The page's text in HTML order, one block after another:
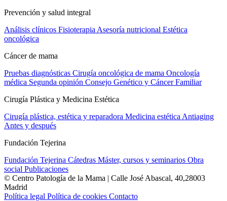
Prevención y salud integral
Análisis clínicos Fisioterapia Asesoría nutricional Estética
oncológica
Cáncer de mama
Pruebas diagnósticas Cirugía oncológica de mama Oncología
médica Segunda opinión Consejo Genético y Cáncer Familiar
Cirugía Plástica y Medicina Estética
Cirugía plástica, estética y reparadora Medicina estética Antiaging
Antes y después
Fundación Tejerina
Fundación Tejerina Cátedras Máster, cursos y seminarios Obra
social Publicaciones
© Centro Patología de la Mama | Calle José Abascal, 40,28003
Madrid
Política legal Política de cookies Contacto